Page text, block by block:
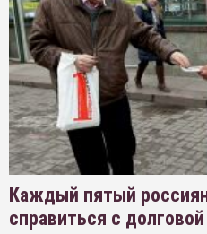
Каждый пятый
справиться с долговой